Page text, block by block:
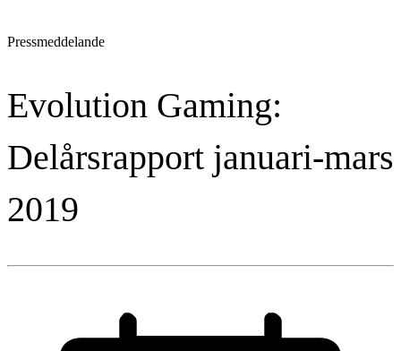
Pressmeddelande
Evolution Gaming:
Delårsrapport januari-mars
2019